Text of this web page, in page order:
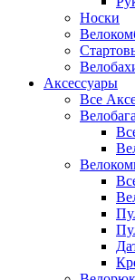
Носки
Аксессуары
Все